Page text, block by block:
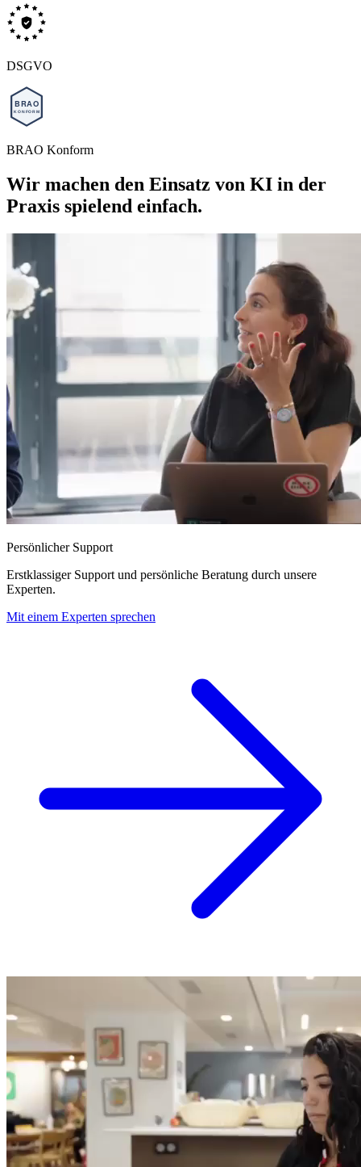
DSGVO
BRAO Konform
Wir machen den Einsatz von KI in der
Praxis spielend einfach.
Persönlicher Support
Erstklassiger Support und persönliche Beratung durch unsere
Experten.
Mit einem Experten sprechen